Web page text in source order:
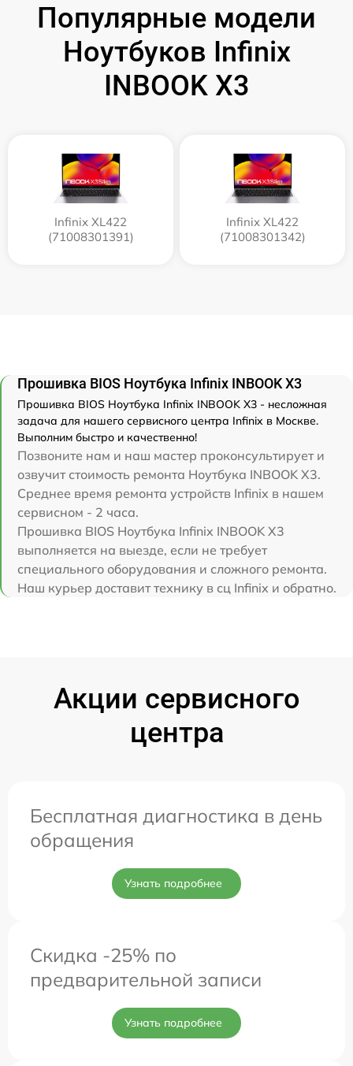
Популярные модели
Ноутбуков Infinix
INBOOK X3
Infinix XL422
(71008301391)
Infinix XL422
(71008301342)
Прошивка BIOS Ноутбука Infinix INBOOK X3
Прошивка BIOS Ноутбука Infinix INBOOK X3 - несложная
задача для нашего сервисного центра Infinix в Москве.
Выполним быстро и качественно!
Позвоните нам и наш мастер проконсультирует и
озвучит стоимость ремонта Ноутбука INBOOK X3.
Среднее время ремонта устройств Infinix в нашем
сервисном - 2 часа.
Прошивка BIOS Ноутбука Infinix INBOOK X3
выполняется на выезде, если не требует
специального оборудования и сложного ремонта.
Наш курьер доставит технику в сц Infinix и обратно.
Акции сервисного
центра
Бесплатная диагностика в день
обращения
Узнать подробнее
Скидка -25% по
предварительной записи
Узнать подробнее